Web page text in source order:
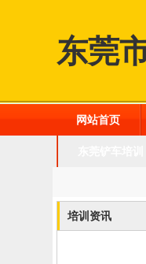
东莞
网站首页
培训资讯